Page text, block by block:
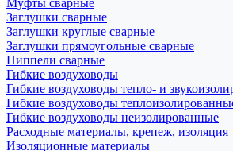
Муфты сварные
Заглушки сварные
Заглушки круглые сварные
Заглушки прямоугольные сварные
Ниппели сварные
Гибкие воздуховоды
Гибкие воздуховоды тепло- и
Гибкие воздуховоды
Гибкие воздуховоды неизолированные
Расходные материалы, крепеж, изоляция
Изоляционные материалы